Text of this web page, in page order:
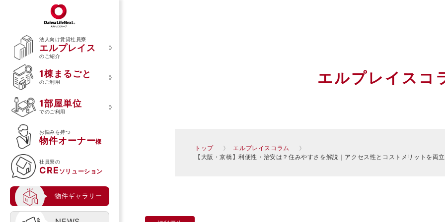
法人向け賃貸社員寮
エルプレイス
のご紹介
1棟まるごと
のご利用
1部屋単位
でのご利用
お悩みを持つ
物件オーナー様
社員寮の
CRE ソリューション
物件ギャラリー
エルプレイスについて
エルプレイスのご紹介
ご利用のメリット
館内の特徴
食事サービスの特徴
導入事例
入居者様の声
1棟まるごとのご利用
ご利用の流れ
1部屋単位でのご利用
ご利用の流れ
エルプレイスコ
トップ
エルプレイスコラム
【大阪・京橋】利便性・治安は？住みやすさを解説｜アクセス性とコストメリットを両立